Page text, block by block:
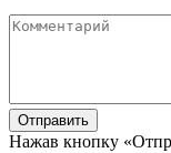
Отправить
Нажав кнопку